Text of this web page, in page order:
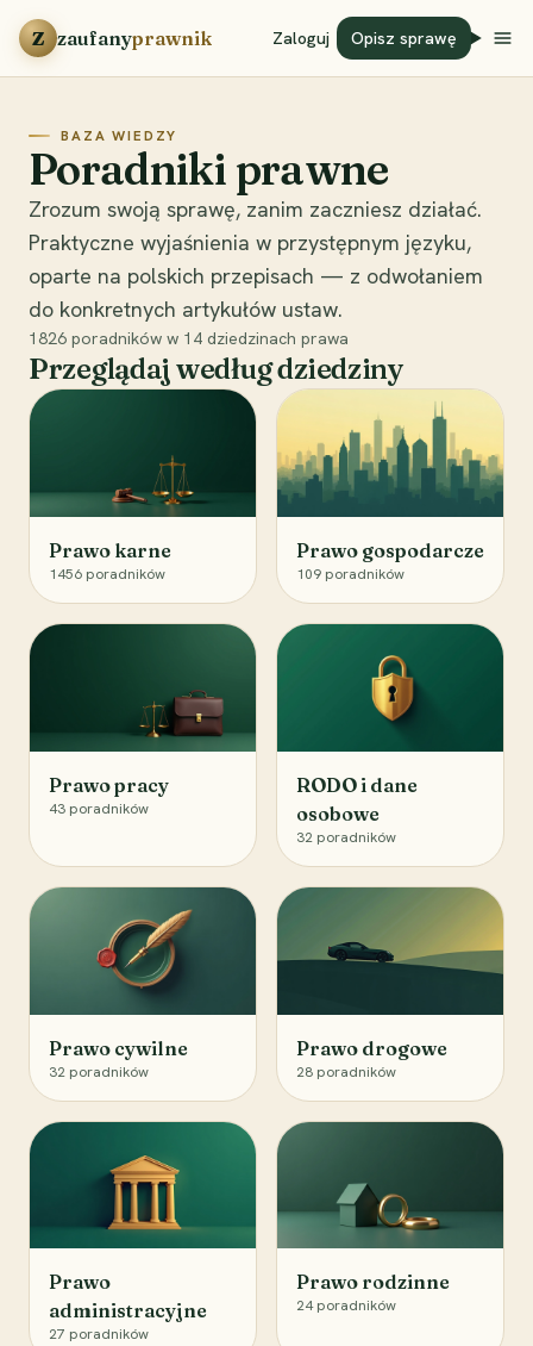
Przejdź do treści
Z zaufanyprawnik Zaloguj Opisz sprawę
BAZA WIEDZY
Poradniki prawne
Zrozum swoją sprawę, zanim zaczniesz działać.
Praktyczne wyjaśnienia w przystępnym języku,
oparte na polskich przepisach — z odwołaniem
do konkretnych artykułów ustaw.
1826 poradników w 14 dziedzinach prawa
Przeglądaj według dziedziny
Prawo karne
1456 poradników
Prawo gospodarcze
109 poradników
Prawo pracy
43 poradników
RODO i dane
osobowe
32 poradników
Prawo cywilne
32 poradników
Prawo drogowe
28 poradników
Prawo
administracyjne
27 poradników
Prawo rodzinne
24 poradników